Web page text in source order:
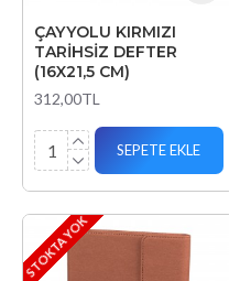
ÇAYYOLU KIRMIZI
TARİHSİZ DEFTER
(16X21,5 CM)
312,00TL
SEPETE EKLE
STOKTA YOK